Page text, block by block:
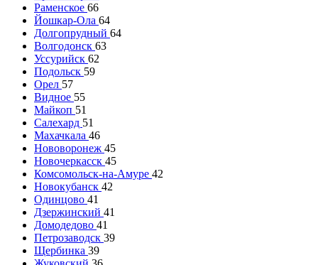
Раменское 66
Йошкар-Ола 64
Долгопрудный 64
Волгодонск 63
Уссурийск 62
Подольск 59
Орел 57
Видное 55
Майкоп 51
Салехард 51
Махачкала 46
Нововоронеж 45
Новочеркасск 45
Комсомольск-на-Амуре 42
Новокубанск 42
Одинцово 41
Дзержинский 41
Домодедово 41
Петрозаводск 39
Щербинка 39